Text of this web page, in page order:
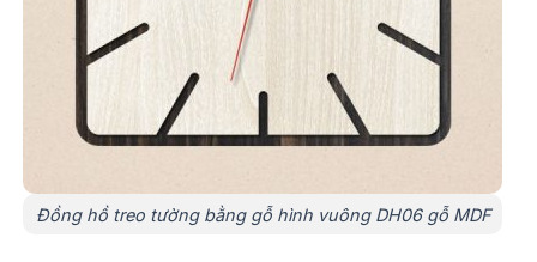
Đồng hồ treo tường bằng gỗ hình vuông DH06 gỗ MDF